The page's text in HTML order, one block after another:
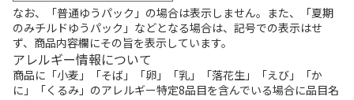
なお、「普通ゆうパック」の場合は表示しません。また、「夏期
のみチルドゆうパック」などとなる場合は、記号での表示はせ
ず、商品内容欄にその旨を表示しています。
アレルギー情報について
商品に「小麦」「そば」「卵」「乳」「落花生」「えび」「か
に」「くるみ」のアレルギー特定8品目を含んでいる場合に品目名